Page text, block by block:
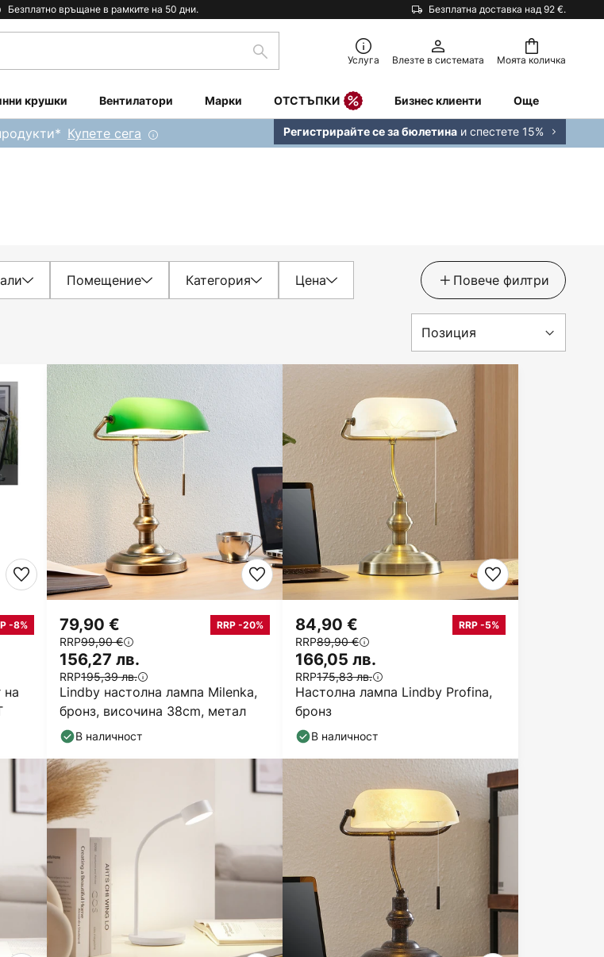
Безплатно връщане в рамките на 50 дни. Безплатна доставка над 92 €.
Моята количка
Търсене Услуга Влезте в системата
крушки Вентилатори Марки ОТСТЪПКИ Бизнес клиенти Още
Купете сега Регистрирайте се за бюлетина и спестете 15%
Помещение Категория Цена Повече филтри
на
-8%
Lindby настолна лампа Milenka,
бронз, височина 38cm, метал
79,90 € RRP -20%
RRP99,90 €
156,27 лв.
RRP195,39 лв.
В наличност
Настолна лампа Lindby Profina,
бронз
84,90 € RRP -5%
RRP89,90 €
166,05 лв.
RRP175,83 лв.
В наличност